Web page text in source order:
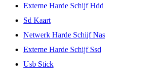
Externe Harde Schijf Hdd
Sd Kaart
Netwerk Harde Schijf Nas
Externe Harde Schijf Ssd
Usb Stick